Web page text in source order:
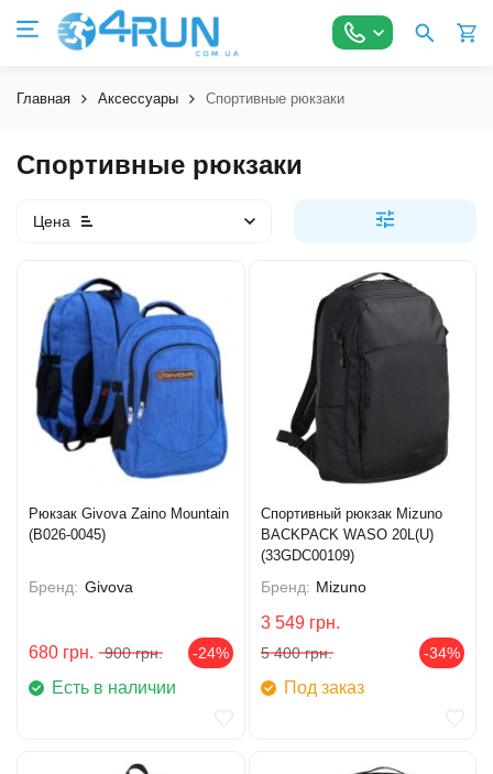
Главная Аксессуары Спортивные рюкзаки
Спортивные рюкзаки
Цена
Рюкзак Givova Zaino Mountain
(B026-0045)
Бренд: Givova
680 грн. 900 грн. -24%
Есть в наличии
Спортивный рюкзак Mizuno
BACKPACK WASO 20L(U)
(33GDC00109)
Бренд: Mizuno
3 549 грн.
5 400 грн. -34%
Под заказ